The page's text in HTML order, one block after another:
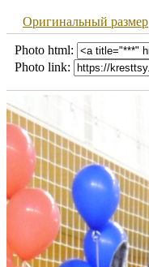
Оригинальный размер
Photo html:
Photo link: